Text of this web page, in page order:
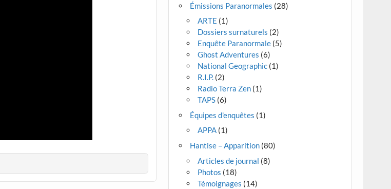
Émissions Paranormales (28)
ARTE (1)
Dossiers surnaturels (2)
Enquête Paranormale (5)
Ghost Adventures (6)
National Geographic (1)
R.I.P. (2)
Radio Terra Zen (1)
TAPS (6)
Équipes d'enquêtes (1)
APPA (1)
Hantise – Apparition (80)
Articles de journal (8)
Photos (18)
Témoignages (14)